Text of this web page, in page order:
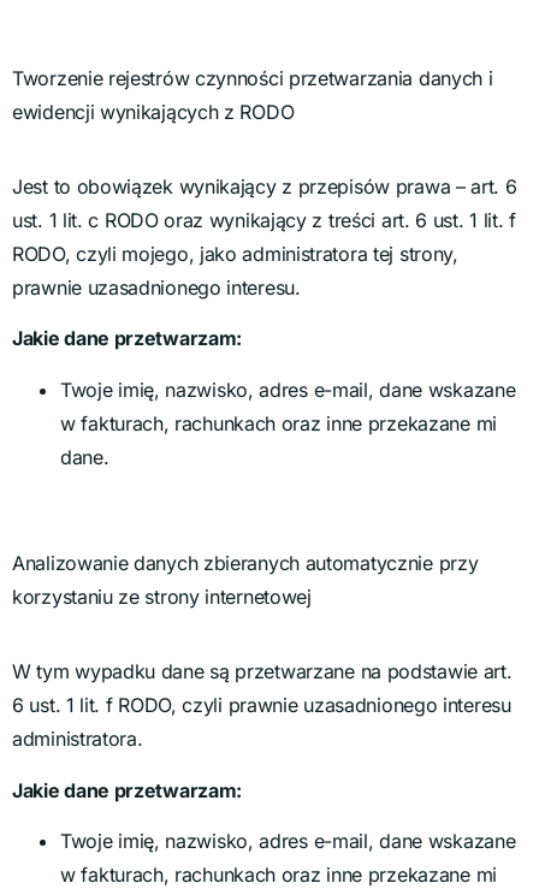
Tworzenie rejestrów czynności przetwarzania danych i
ewidencji wynikających z RODO
Jest to obowiązek wynikający z przepisów prawa – art. 6
ust. 1 lit. c RODO oraz wynikający z treści art. 6 ust. 1 lit. f
RODO, czyli mojego, jako administratora tej strony,
prawnie uzasadnionego interesu.
Jakie dane przetwarzam:
Twoje imię, nazwisko, adres e-mail, dane wskazane
w fakturach, rachunkach oraz inne przekazane mi
dane.
Analizowanie danych zbieranych automatycznie przy
korzystaniu ze strony internetowej
W tym wypadku dane są przetwarzane na podstawie art.
6 ust. 1 lit. f RODO, czyli prawnie uzasadnionego interesu
administratora.
Jakie dane przetwarzam:
Twoje imię, nazwisko, adres e-mail, dane wskazane
w fakturach, rachunkach oraz inne przekazane mi